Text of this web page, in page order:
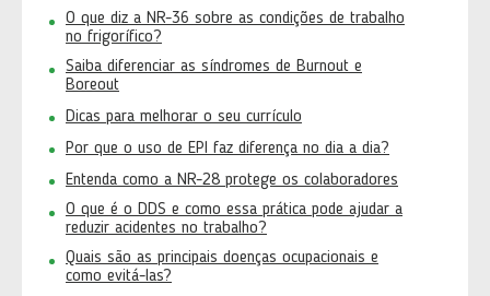
O que diz a NR-36 sobre as condições de trabalho
no frigorífico?
Saiba diferenciar as síndromes de Burnout e
Boreout
Dicas para melhorar o seu currículo
Por que o uso de EPI faz diferença no dia a dia?
Entenda como a NR-28 protege os colaboradores
O que é o DDS e como essa prática pode ajudar a
reduzir acidentes no trabalho?
Quais são as principais doenças ocupacionais e
como evitá-las?